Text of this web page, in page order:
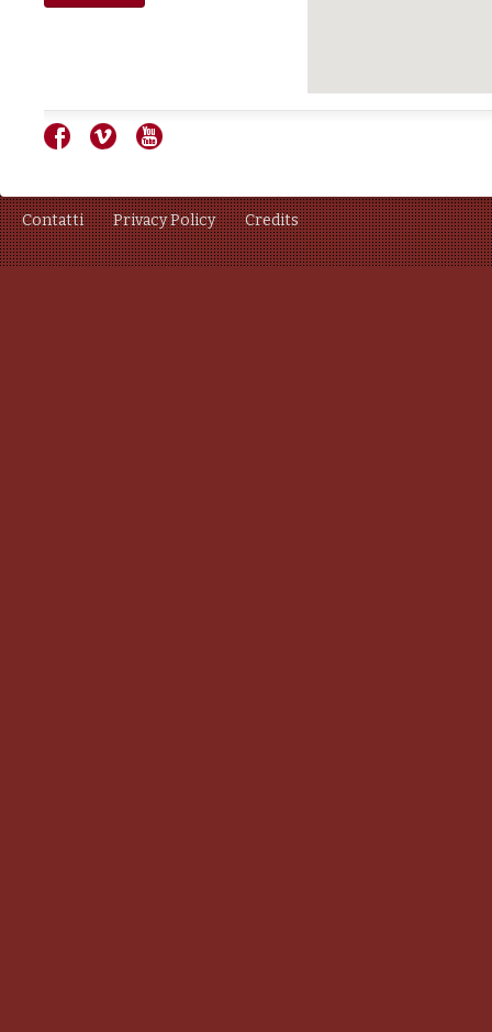
Contatti Privacy Policy Credits